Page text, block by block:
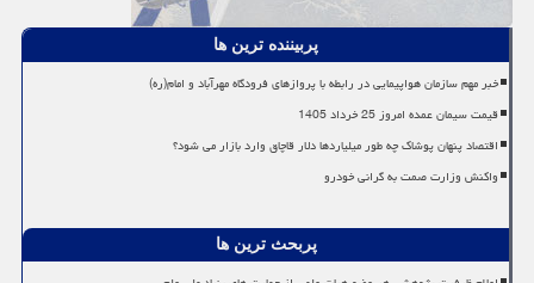
پربیننده ترین ها
خبر مهم سازمان هواپیمایی در رابطه با پروازهای فرودگاه مهرآباد و امام(ره)
قیمت سیمان عمده امروز 25 خرداد 1405
اقتصاد پنهان پوشاک چه طور میلیاردها دلار قاچاق وارد بازار می شود؟
واکنش وزارت صمت به گرانی خودرو
پربحث ترین ها